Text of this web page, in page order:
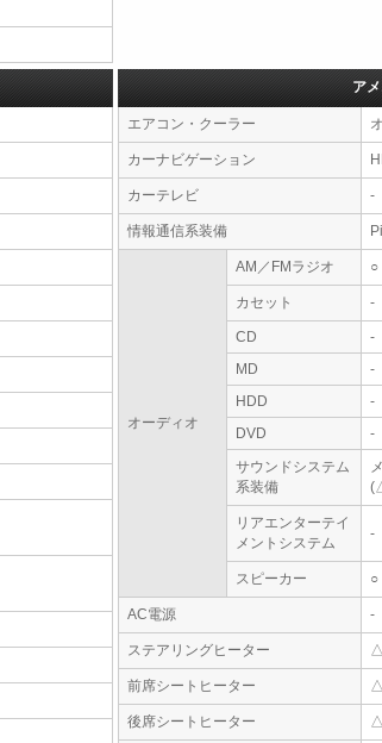
ア
エアコン・クーラー
カーナビゲーション
カーテレビ -
情報通信系装備
オーディオ
AM／FMラジオ ○
カセット -
CD
-
MD
-
HDD
-
DVD
-
サウンドシステム
系装備
リアエンターテイ
メントシステム
-
スピーカー ○
AC電源 -
ステアリングヒーター △
前席シートヒーター △
後席シートヒーター △